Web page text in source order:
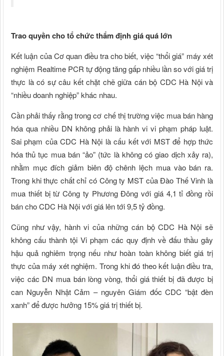
Trao quyền cho tổ chức thẩm định giá quá lớn
Kết luận của Cơ quan điều tra cho biết, việc “thổi giá” máy xét
nghiệm Realtime PCR tự động tăng gấp nhiều lần so với giá trị
thực là có sự câu kết chặt chẽ giữa cán bộ CDC Hà Nội và
“nhiều doanh nghiệp” khác nhau.
Cần phải thấy rằng trong cơ chế thị trường việc mua bán hàng
hóa qua nhiều DN không phải là hành vi vi phạm pháp luật.
Sai phạm của CDC Hà Nội là cấu kết với MST để hợp thức
hóa thủ tục mua bán “ảo” (tức là không có giao dịch xảy ra),
nhằm mục đích giảm biên độ chênh lệch mua vào bán ra.
Trong khi thực chất chỉ có Công ty MST của Đào Thế Vinh là
mua thiết bị từ Công ty Phương Đông với giá 4,1 tỉ đồng rồi
bán cho CDC Hà Nội với giá lên tới 9,5 tỷ đồng.
Cũng như vậy, hành vi của những cán bộ CDC Hà Nội sẽ
không cấu thành tội Vi phạm các quy định về đấu thầu gây
hậu quả nghiêm trọng nếu như hoàn toàn không biết giá trị
thực của máy xét nghiệm. Trong khi đó theo kết luận điều tra,
việc các DN mua bán lòng vòng, thổi giá thiết bị đã được bị
can Nguyễn Nhật Cảm – nguyên Giám đốc CDC “bật đèn
xanh” để được hưởng 15% giá trị thiết bị.